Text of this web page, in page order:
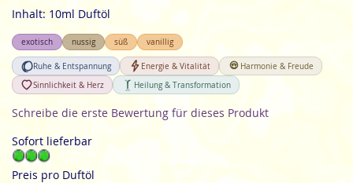
Inhalt: 10ml Duftöl
exotisch nussig süß vanillig
Ruhe & Entspannung Energie & Vitalität
Harmonie & Freude
Sinnlichkeit & Herz
Heilung & Transformation
Schreibe die erste Bewertung für dieses Produkt
Sofort lieferbar
Preis pro Duftöl